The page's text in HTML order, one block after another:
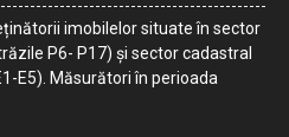
imobilelor situate în sector
P6- P17) și sector cadastral
E5). Măsurători în perioada